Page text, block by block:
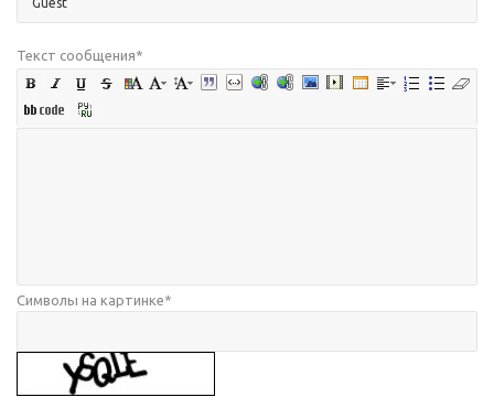
Текст сообщения*
Символы на картинке*